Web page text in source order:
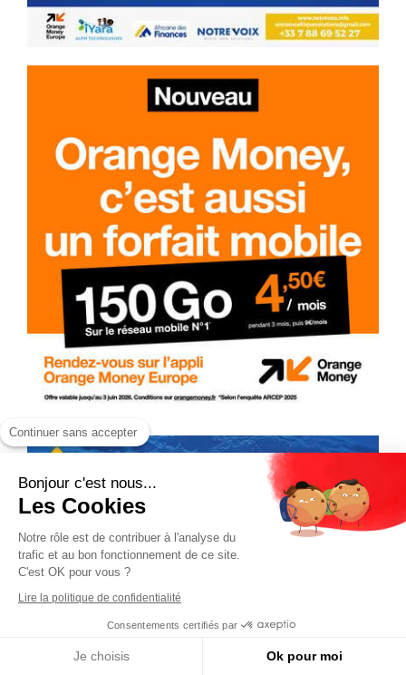
Continuer sans accepter
Bonjour c'est nous...
Les Cookies
Notre rôle est de contribuer à l'analyse du
trafic et au bon fonctionnement de ce site.
C'est OK pour vous ?
Lire la politique de confidentialité
Consentements certifiés par
Je choisis Ok pour moi